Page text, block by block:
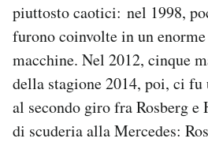
piuttosto caotici: nel 1998,
furono coinvolte in un
macchine. Nel 2012, cinque
della stagione 2014, poi, ci
al secondo giro fra Rosberg
di scuderia alla Mercedes: